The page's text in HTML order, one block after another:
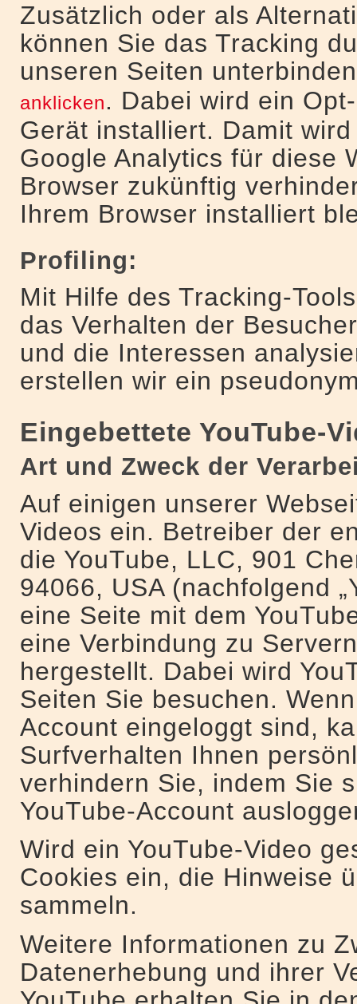
Zusätzlich oder als
können Sie das Tracking
unseren Seiten
anklicken. Dabei wird ein
Gerät installiert. Damit
Google Analytics für diese
Browser zukünftig
Ihrem Browser installiert
Profiling:
Mit Hilfe des Tracking-
das Verhalten der
und die Interessen
erstellen wir ein
Eingebettete YouTube-
Art und Zweck der
Auf einigen unserer
Videos ein. Betreiber der
die YouTube, LLC, 901
94066, USA (nachfolgend
eine Seite mit dem
eine Verbindung zu
hergestellt. Dabei wird
Seiten Sie besuchen.
Account eingeloggt sind,
Surfverhalten Ihnen
verhindern Sie, indem Sie
YouTube-Account
Wird ein YouTube-Video
Cookies ein, die Hinweise
sammeln.
Weitere Informationen zu
Datenerhebung und ihrer